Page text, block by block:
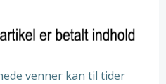
venner kan til tider